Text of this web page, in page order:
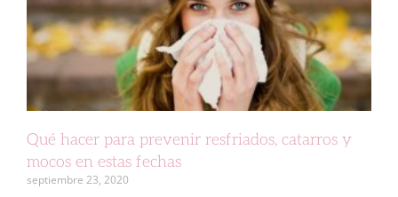
Qué hacer para prevenir resfriados, catarros y
mocos en estas fechas
septiembre 23, 2020